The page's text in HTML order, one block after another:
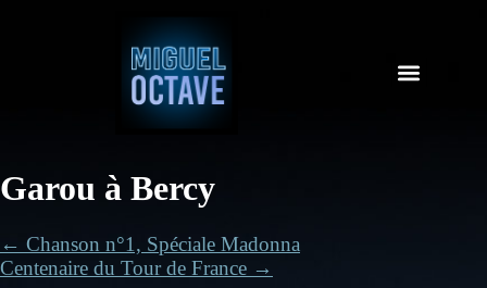
Garou à Bercy
← Chanson n°1, Spéciale Madonna
Centenaire du Tour de France →